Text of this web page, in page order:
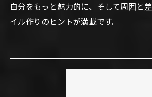
自分をもっと魅力的に、そして周囲と
イル作りのヒントが満載です。